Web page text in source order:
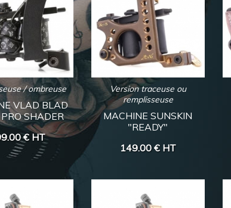
/ ombreuse
VLAD BLAD
SHADER
€ HT
Version traceuse ou
remplisseuse
MACHINE SUNSKIN
"READY"
149.00 € HT